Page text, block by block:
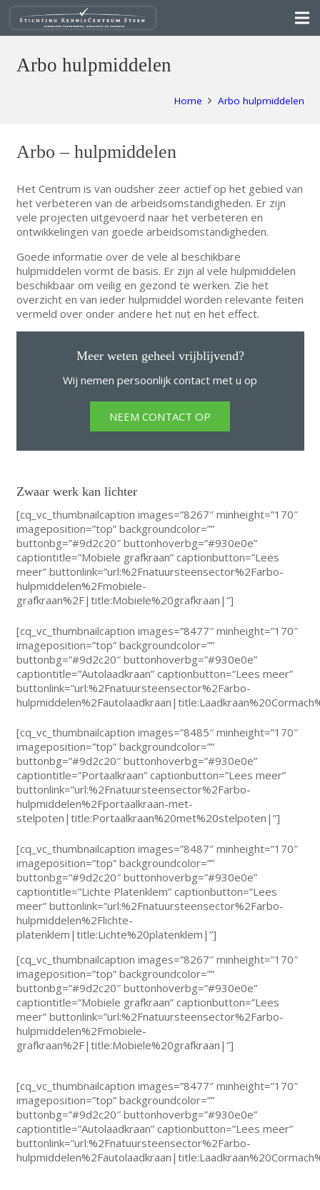
Arbo hulpmiddelen
Home Arbo hulpmiddelen
Arbo – hulpmiddelen
Het Centrum is van oudsher zeer actief op het gebied van
het verbeteren van de arbeidsomstandigheden. Er zijn
vele projecten uitgevoerd naar het verbeteren en
ontwikkelingen van goede arbeidsomstandigheden.
Goede informatie over de vele al beschikbare
hulpmiddelen vormt de basis. Er zijn al vele hulpmiddelen
beschikbaar om veilig en gezond te werken. Zie het
overzicht en van ieder hulpmiddel worden relevante feiten
vermeld over onder andere het nut en het effect.
Meer weten geheel vrijblijvend?
Wij nemen persoonlijk contact met u op
NEEM CONTACT OP
Zwaar werk kan lichter
[cq_vc_thumbnailcaption images=”8267″ minheight=”170″
imageposition=”top” backgroundcolor=””
buttonbg=”#9d2c20″ buttonhoverbg=”#930e0e”
captiontitle=”Mobiele grafkraan” captionbutton=”Lees
meer” buttonlink=”url:%2Fnatuursteensector%2Farbo-
hulpmiddelen%2Fmobiele-
grafkraan%2F|title:Mobiele%20grafkraan|”]
[cq_vc_thumbnailcaption images=”8477″ minheight=”170″
imageposition=”top” backgroundcolor=””
buttonbg=”#9d2c20″ buttonhoverbg=”#930e0e”
captiontitle=”Autolaadkraan” captionbutton=”Lees meer”
buttonlink=”url:%2Fnatuursteensector%2Farbo-
[cq_vc_thumbnailcaption images=”8485″ minheight=”170″
imageposition=”top” backgroundcolor=””
buttonbg=”#9d2c20″ buttonhoverbg=”#930e0e”
captiontitle=”Portaalkraan” captionbutton=”Lees meer”
buttonlink=”url:%2Fnatuursteensector%2Farbo-
hulpmiddelen%2Fportaalkraan-met-
stelpoten|title:Portaalkraan%20met%20stelpoten|”]
[cq_vc_thumbnailcaption images=”8487″ minheight=”170″
imageposition=”top” backgroundcolor=””
buttonbg=”#9d2c20″ buttonhoverbg=”#930e0e”
captiontitle=”Lichte Platenklem” captionbutton=”Lees
meer” buttonlink=”url:%2Fnatuursteensector%2Farbo-
hulpmiddelen%2Flichte-
platenklem|title:Lichte%20platenklem|”]
[cq_vc_thumbnailcaption images=”8267″ minheight=”170″
imageposition=”top” backgroundcolor=””
buttonbg=”#9d2c20″ buttonhoverbg=”#930e0e”
captiontitle=”Mobiele grafkraan” captionbutton=”Lees
meer” buttonlink=”url:%2Fnatuursteensector%2Farbo-
hulpmiddelen%2Fmobiele-
grafkraan%2F|title:Mobiele%20grafkraan|”]
[cq_vc_thumbnailcaption images=”8477″ minheight=”170″
imageposition=”top” backgroundcolor=””
buttonbg=”#9d2c20″ buttonhoverbg=”#930e0e”
captiontitle=”Autolaadkraan” captionbutton=”Lees meer”
buttonlink=”url:%2Fnatuursteensector%2Farbo-